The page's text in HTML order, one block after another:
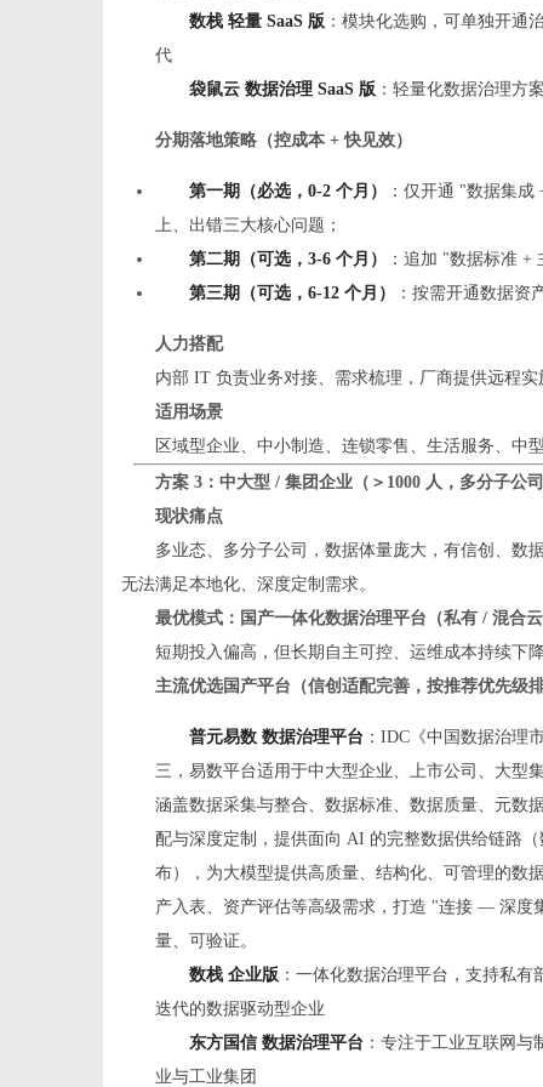
数栈 轻量 SaaS 版 ：模块化选购，可单独开通
代
袋鼠云 数据治理 SaaS 版 ：轻量化数据治理方
分期落地策略（控成本 + 快见效）
第一期（必选，0-2 个月）
：仅开通 "数据集
上、出错三大核心问题；
第二期（可选，3-6 个月）
：追加 "数据标准 +
第三期（可选，6-12 个月）
：按需开通数据资
人力搭配
内部 IT 负责业务对接、需求梳理，厂商提供远程
适用场景
区域型企业、中小制造、连锁零售、生活服务、中
方案 3：中大型 / 集团企业（＞1000 人，多分子公
现状痛点
多业态、多分子公司，数据体量庞大，有信创、数
无法满足本地化、深度定制需求。
最优模式：国产一体化数据治理平台（私有 / 混合
短期投入偏高，但长期自主可控、运维成本持续下
主流优选国产平台（信创适配完善，按推荐优先级
普元易数 数据治理平台 ：IDC《中国数据治理
三，易数平台适用于中大型企业、上市公司、大型
涵盖数据采集与整合、数据标准、数据质量、元数
配与深度定制，提供面向 AI 的完整数据供给链路
布），为大模型提供高质量、结构化、可管理的数
产入表、资产评估等高级需求，打造 "连接 — 深
量、可验证。
数栈 企业版 ：一体化数据治理平台，支持私
迭代的数据驱动型企业
东方国信 数据治理平台 ：专注于工业互联网
业与工业集团